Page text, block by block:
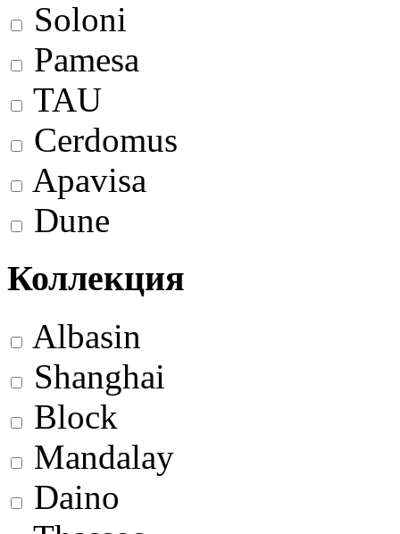
Soloni
Pamesa
TAU
Cerdomus
Apavisa
Dune
Коллекция
Albasin
Shanghai
Block
Mandalay
Daino